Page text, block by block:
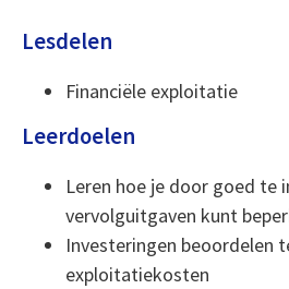
Lesdelen
Financiële exploitatie
Leerdoelen
Leren hoe je door goed te
vervolguitgaven kunt
Investeringen beoordelen
exploitatiekosten